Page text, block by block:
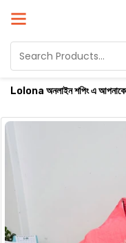
শপিং এ আপনাকে স্বাগতম।